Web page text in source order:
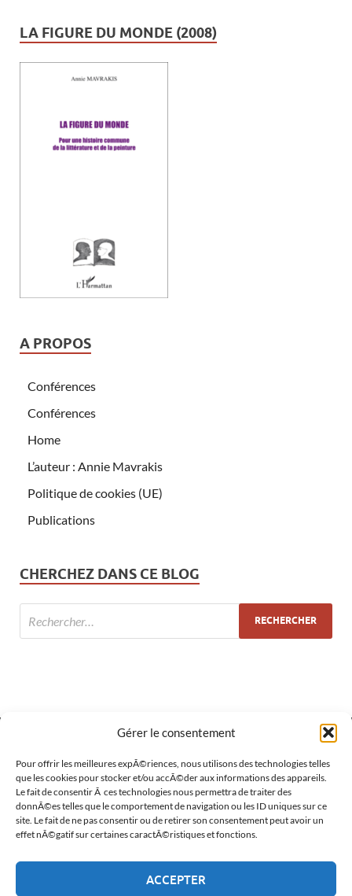
Gérer le consentement
Pour offrir les meilleures expÃ©riences, nous utilisons des technologies telles
que les cookies pour stocker et/ou accÃ©der aux informations des appareils.
Le fait de consentir Ã ces technologies nous permettra de traiter des
donnÃ©es telles que le comportement de navigation ou les ID uniques sur ce
site. Le fait de ne pas consentir ou de retirer son consentement peut avoir un
effet nÃ©gatif sur certaines caractÃ©ristiques et fonctions.
ACCEPTER
LA FIGURE DU MONDE (2008)
A PROPOS
Conférences
Conférences
Home
L’auteur : Annie Mavrakis
Politique de cookies (UE)
Publications
CHERCHEZ DANS CE BLOG
MÉTA
Connexion
Flux des publications
Flux des commentaires